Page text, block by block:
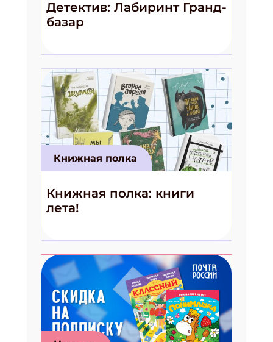
Детектив: Лабиринт Гранд-
базар
Книжная полка
Книжная полка: книги
лета!